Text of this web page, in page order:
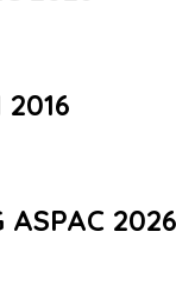
ASPAC 2026